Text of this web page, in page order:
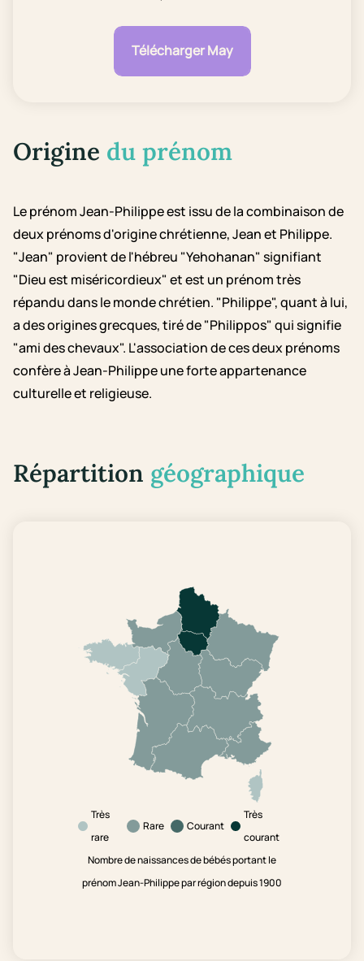
Télécharger May
Origine du prénom
Le prénom Jean-Philippe est issu de la combinaison de
deux prénoms d'origine chrétienne, Jean et Philippe.
"Jean" provient de l'hébreu "Yehohanan" signifiant
"Dieu est miséricordieux" et est un prénom très
répandu dans le monde chrétien. "Philippe", quant à lui,
a des origines grecques, tiré de "Philippos" qui signifie
"ami des chevaux". L'association de ces deux prénoms
confère à Jean-Philippe une forte appartenance
culturelle et religieuse.
Répartition géographique
Très
rare
Rare Courant
Très
courant
Nombre de naissances de bébés portant le
prénom Jean-Philippe par région depuis 1900